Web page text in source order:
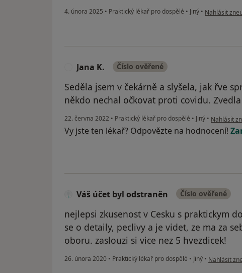
4. února 2025 • Praktický lékař pro dospělé • Jiný • podle názoru
Nahlásit
Jana K. Číslo ověřené
Seděla jsem v čekárně a slyšela, jak řve
někdo nechal očkovat proti covidu.
22. června 2022 • Praktický lékař pro dospělé • Jiný • podle
Nahlásit
Vy jste ten lékař? Odpovězte na hodnocení!
Váš účet byl odstraněn Číslo ověřené
nejlepsi zkusenost v Cesku s praktickym
se o detaily, peclivy a je videt, ze ma za
oboru. zaslouzi si vice nez 5 hvezdicek!
26. února 2020 • Praktický lékař pro dospělé • Jiný • podle
Nahlásit